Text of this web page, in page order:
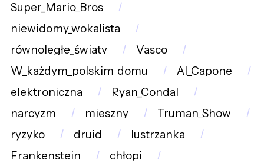
Super_Mario_Bros
niewidomy_wokalista
równoległe_światy
Vasco
W_każdym_polskim_domu
Al_Capone
elektroniczna
Ryan_Condal
narcyzm
mieszny
Truman_Show
ryzyko
druid
lustrzanka
Frankenstein
chłopi